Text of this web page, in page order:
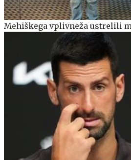
Mehiškega vplivneža ustrelili